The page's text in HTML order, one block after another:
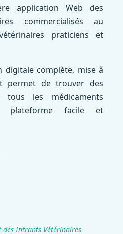
application Web des
commercialisés au
praticiens et
digitale complète, mise à
permet de trouver des
les médicaments
plateforme facile et
des Intrants Vétérinaires